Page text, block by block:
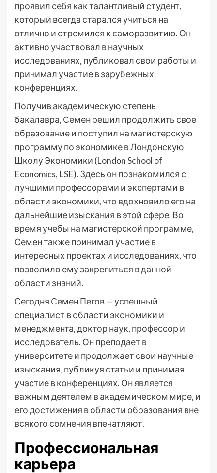
проявил себя как талантливый студент,
который всегда старался учиться на
отлично и стремился к саморазвитию. Он
активно участвовал в научных
исследованиях, публиковал свои работы и
принимал участие в зарубежных
конференциях.
Получив академическую степень
бакалавра, Семен решил продолжить свое
образование и поступил на магистерскую
программу по экономике в Лондонскую
Школу Экономики (London School of
Economics, LSE). Здесь он познакомился с
лучшими профессорами и экспертами в
области экономики, что вдохновило его на
дальнейшие изыскания в этой сфере. Во
время учебы на магистерской программе,
Семен также принимал участие в
интересных проектах и исследованиях, что
позволило ему закрепиться в данной
области знаний.
Сегодня Семен Пегов — успешный
специалист в области экономики и
менеджмента, доктор наук, профессор и
исследователь. Он преподает в
университете и продолжает свои научные
изыскания, публикуя статьи и принимая
участие в конференциях. Он является
важным деятелем в академическом мире, и
его достижения в области образования вне
всякого сомнения впечатляют.
Профессиональная
карьера